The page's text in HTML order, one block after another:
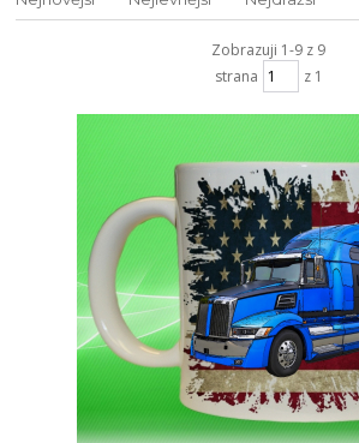
Zobrazuji 1-9 z 9
strana
z 1